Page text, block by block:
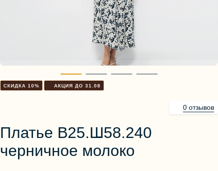
Платье В25.Ш58.240
черничное молоко
0 отзывов
СКИДКА 10% АКЦИЯ ДО 31.08